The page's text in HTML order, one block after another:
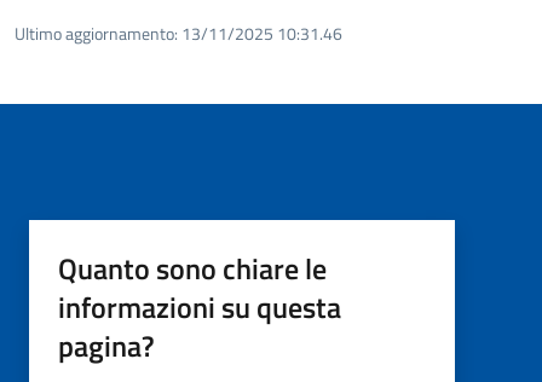
Ultimo aggiornamento: 13/11/2025 10:31.46
Quanto sono chiare le
informazioni su questa
pagina?